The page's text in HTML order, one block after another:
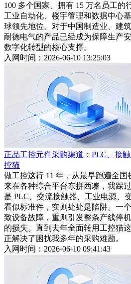
100 多个国家、拥有 15 万名员工的
工业自动化、楼宇管理和数据中心
球领先地位。对于中国制造业、建
耐德电气的产品已经成为保障生产
数字化转型的核心支撑。
入网时间：2026-06-10 13:25:03
正品工控元件采购渠道：PLC、接
控猫
做工控这行 11 年，从最早跑遍全
来在各种综合平台东拼西凑，我踩
是 PLC、交流接触器、工业电源、
看似标准件，实则处处是陷阱。一
致设备故障，重则引发整条产线停
的损失。直到去年全面转用工控猫
正解决了困扰我多年的采购难题。
入网时间：2026-06-10 09:41:43